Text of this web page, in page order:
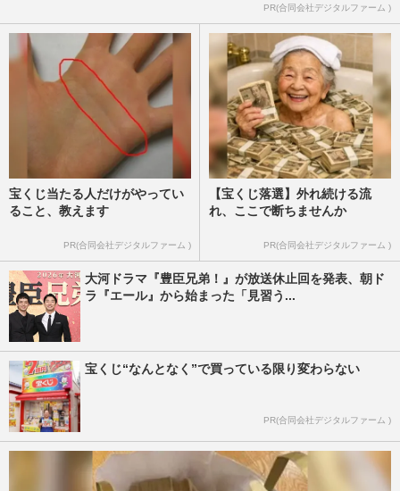
円示談も拒否で強まる「実…
週刊女性2026年8月18日・25日号 2026/8/5
PR(合同会社デジタルファーム )
宝くじ当たる人だけがやってい
ること、教えます
PR(合同会社デジタルファーム )
【宝くじ落選】外れ続ける流
れ、ここで断ちませんか
PR(合同会社デジタルファーム )
大河ドラマ『豊臣兄弟！』が放送休止回を発表、朝ド
ラ『エール』から始まった「見習う...
宝くじ“なんとなく”で買っている限り変わらない
PR(合同会社デジタルファーム )